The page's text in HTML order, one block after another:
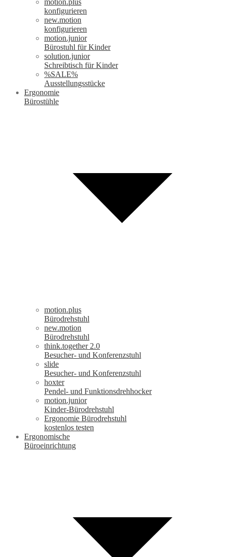
motion.plus
konfigurieren
new.motion
konfigurieren
motion.junior
Bürostuhl für Kinder
solution.junior
Schreibtisch für Kinder
%SALE%
Ausstellungsstücke
Ergonomie
Bürostühle
motion.plus
Bürodrehstuhl
new.motion
Bürodrehstuhl
think.together 2.0
Besucher- und Konferenzstuhl
slide
Besucher- und Konferenzstuhl
hoxter
Pendel- und Funktionsdrehhocker
motion.junior
Kinder-Bürodrehstuhl
Ergonomie Bürodrehstuhl
kostenlos testen
Ergonomische
Büroeinrichtung